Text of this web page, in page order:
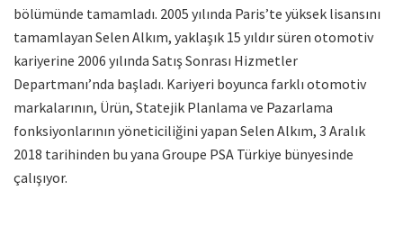
bölümünde tamamladı. 2005 yılında Paris’te yüksek lisansını
tamamlayan Selen Alkım, yaklaşık 15 yıldır süren otomotiv
kariyerine 2006 yılında Satış Sonrası Hizmetler
Departmanı’nda başladı. Kariyeri boyunca farklı otomotiv
markalarının, Ürün, Statejik Planlama ve Pazarlama
fonksiyonlarının yöneticiliğini yapan Selen Alkım, 3 Aralık
2018 tarihinden bu yana Groupe PSA Türkiye bünyesinde
çalışıyor.